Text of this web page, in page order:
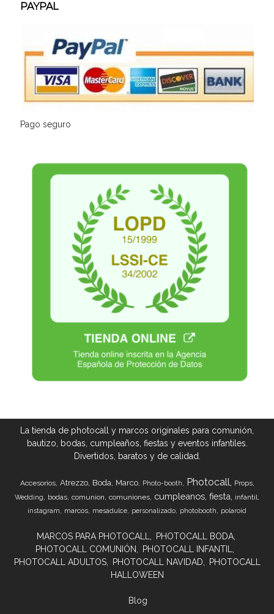
PAYPAL
Pago seguro
La tienda de photocall y marcos originales para comunión,
bautizo, bodas, cumpleaños, fiestas y eventos infantiles.
Divertidos, baratos y de calidad.
Accesorios Atrezzo Boda Marco Photo-booth Photocall Props
Wedding bodas comunion comuniones cumpleanos fiesta infantil
instagram marcos mesadulce personalizado photobooth polaroid
MARCOS PARA PHOTOCALL
PHOTOCALL BODA
PHOTOCALL COMUNIÓN
PHOTOCALL INFANTIL
PHOTOCALL ADULTOS
PHOTOCALL NAVIDAD
PHOTOCALL
HALLOWEEN
Blog